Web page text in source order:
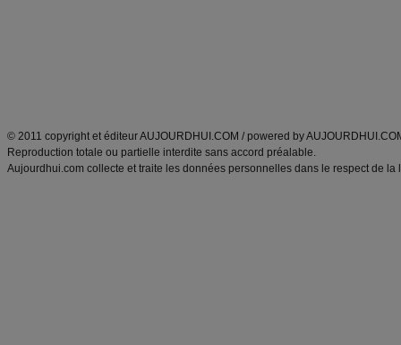
© 2011 copyright et éditeur AUJOURDHUI.COM / powered by
Reproduction totale ou partielle interdite sans accord préalable.
Aujourdhui.com collecte et traite les données personnelles dans le respect de